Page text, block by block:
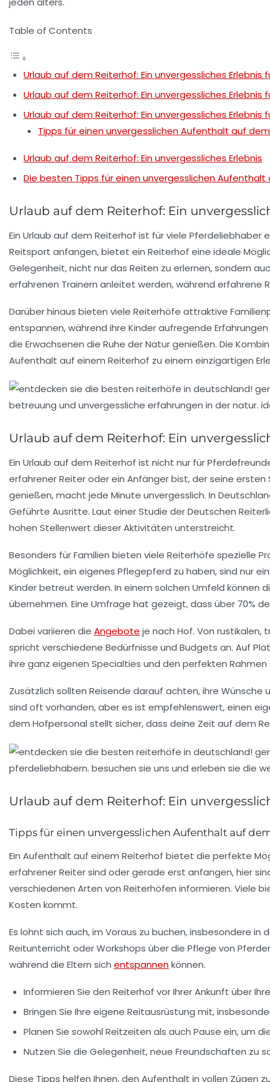
Table of Contents
Urlaub auf dem Reiterhof: Ein unvergessliches Erlebnis
Urlaub auf dem Reiterhof: Ein unvergessliches Erlebnis
Urlaub auf dem Reiterhof: Ein unvergessliches Erlebnis
Tipps für einen unvergesslichen Aufenthalt auf
Urlaub auf dem Reiterhof: Ein unvergessliches Erlebnis
Die besten Tipps für einen unvergesslichen
Urlaub auf dem Reiterhof: Ein
Ein Urlaub auf dem Reiterhof ist für viele Pferdeliebhaber
Reitsport anfangen, bietet ein Reiterhof eine ideale
Gelegenheit, nicht nur das Reiten zu erlernen, sondern
erfahrenen Trainern anleitet werden, während erfahrene
Darüber hinaus bieten viele Reiterhöfe attraktive
entspannen, während ihre Kinder aufregende
die Erwachsenen die Ruhe der Natur genießen. Die
Aufenthalt auf einem Reiterhof zu einem einzigartigen
Urlaub auf dem Reiterhof: Ein
Ein Urlaub auf dem Reiterhof ist nicht nur für
erfahrener Reiter oder ein Anfänger bist, der seine
genießen, macht jede Minute unvergesslich. In
Geführte Ausritte. Laut einer Studie der Deutschen
hohen Stellenwert dieser Aktivitäten unterstreicht.
Besonders für Familien bieten viele Reiterhöfe spezielle
Möglichkeit, ein eigenes Pflegepferd zu haben, sind nur
Kinder betreut werden. In einem solchen Umfeld können
übernehmen. Eine Umfrage hat gezeigt, dass über 70%
Dabei variieren die Angebote je nach Hof. Von rustikalen,
spricht verschiedene Bedürfnisse und Budgets an. Auf
ihre ganz eigenen Specialties und den perfekten
Zusätzlich sollten Reisende darauf achten, ihre
sind oft vorhanden, aber es ist empfehlenswert, einen
dem Hofpersonal stellt sicher, dass deine Zeit auf dem
Urlaub auf dem Reiterhof: Ein
Tipps für einen unvergesslichen Aufenthalt auf
Ein Aufenthalt auf einem Reiterhof bietet die perfekte
erfahrener Reiter sind oder gerade erst anfangen, hier
verschiedenen Arten von Reiterhöfen informieren. Viele
Kosten kommt.
Es lohnt sich auch, im Voraus zu buchen, insbesondere
Reitunterricht oder Workshops über die Pflege von
während die Eltern sich entspannenkönnen.
Informieren Sie den Reiterhof vor Ihrer Ankunft über
Bringen Sie Ihre eigene Reitausrüstung mit,
Planen Sie sowohl Reitzeiten als auch Pause ein, um
Nutzen Sie die Gelegenheit,neue Freundschaften zu
Diese Tipps helfen Ihnen, den Aufenthalt in vollen Zügen